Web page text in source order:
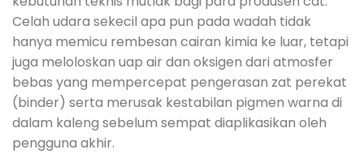
Celah udara sekecil apa pun pada wadah tidak
hanya memicu rembesan cairan kimia ke luar, tetapi
juga meloloskan uap air dan oksigen dari atmosfer
bebas yang mempercepat pengerasan zat perekat
(binder) serta merusak kestabilan pigmen warna di
dalam kaleng sebelum sempat diaplikasikan oleh
pengguna akhir.